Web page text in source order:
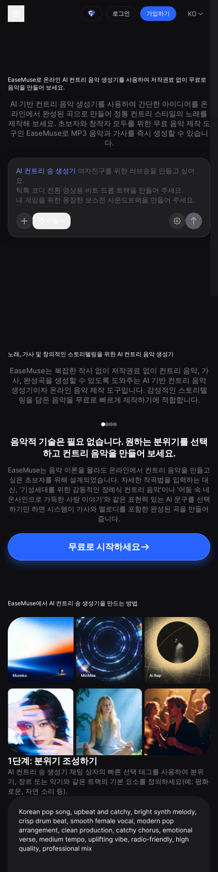
로그인 가입하기 KO
EaseMuse로 온라인 AI 컨트리 음악 생성기를 사용하여 저작권료 없이 무료로
음악을 만들어 보세요.
AI 기반 컨트리 음악 생성기를 사용하여 간단한 아이디어를 온
라인에서 완성된 곡으로 만들어 정통 컨트리 스타일의 노래를
제작해 보세요. 초보자와 창작자 모두를 위한 무료 음악 제작 도
구인 EaseMuse로 MP3 음악과 가사를 즉시 생성할 수 있습니
다.
AI 컨트리 송 생성기
노래, 가사 및 창의적인 스토리텔링을 위한 AI 컨트리 음악 생성기
EaseMuse는 복잡한 작사 없이 저작권료 없이 컨트리 음악, 가
사, 완성곡을 생성할 수 있도록 도와주는 AI 기반 컨트리 음악
생성기이자 온라인 음악 제작 도구입니다. 감성적인 스토리텔
링을 담은 음악을 무료로 빠르게 제작하기에 적합합니다.
음악적 기술은 필요 없습니다. 원하는 분위기를 선택
하고 컨트리 음악을 만들어 보세요.
EaseMuse는 음악 이론을 몰라도 온라인에서 컨트리 음악을 만들고
싶은 초보자를 위해 설계되었습니다. 자세한 작곡법을 입력하는 대
신, '기성세대를 위한 감동적인 장례식 컨트리 음악'이나 '어둠 속 네
온사인으로 가득한 사랑 이야기'와 같은 표현력 있는 AI 문구를 선택
하기만 하면 시스템이 가사와 멜로디를 포함한 완성된 곡을 만들어
줍니다.
무료로 시작하세요
EaseMuse에서 AI 컨트리 송 생성기을 만드는 방법
1단계: 분위기 조성하기
AI 컨트리 송 생성기 채팅 상자의 빠른 선택 태그를 사용하여 분위
기, 장르 또는 악기와 같은 트랙의 기본 요소를 정의하세요(예: 평화
로운, 자연 소리 등).